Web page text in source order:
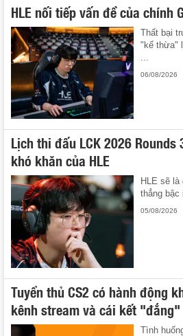
HLE nối tiếp vấn đề của chính
Thất bại
"kế thừa"
06/08/2026
Lịch thi đấu LCK 2026
khó khăn của HLE
HLE sẽ
thẳng bậc
05/08/2026
Tuyển thủ CS2 có hành động
kênh stream và cái kết "đắng"
Tình